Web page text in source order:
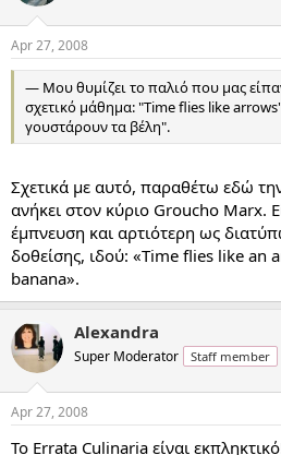
Apr 27, 2008
— Mου θυμίζει το παλιό που μας
σχετικό μάθημα: "Time flies like
γουστάρουν τα βέλη".
Σχετικά με αυτό, παραθέτω εδώ
ανήκει στον κύριο Groucho Marx.
έμπνευση και αρτιότερη ως
δοθείσης, ιδού: «Time flies like an
banana».
Alexandra
Super Moderator Staff member
Apr 27, 2008
Το Errata Culinaria είναι